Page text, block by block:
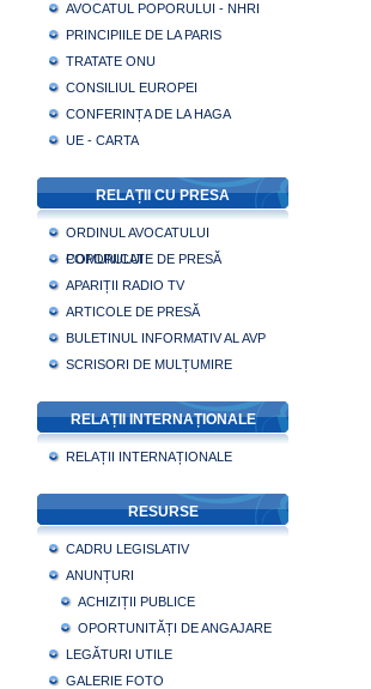
AVOCATUL POPORULUI - NHRI
PRINCIPIILE DE LA PARIS
TRATATE ONU
CONSILIUL EUROPEI
CONFERINȚA DE LA HAGA
UE - CARTA
RELAȚII CU PRESA
ORDINUL AVOCATULUI
POPORULUI
COMUNICATE DE PRESĂ
APARIȚII RADIO TV
ARTICOLE DE PRESĂ
BULETINUL INFORMATIV AL AVP
SCRISORI DE MULȚUMIRE
RELAȚII INTERNAȚIONALE
RELAȚII INTERNAȚIONALE
RESURSE
CADRU LEGISLATIV
ANUNȚURI
ACHIZIȚII PUBLICE
OPORTUNITĂȚI DE ANGAJARE
LEGĂTURI UTILE
GALERIE FOTO